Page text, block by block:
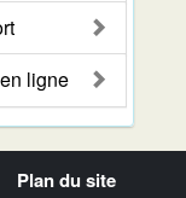
ligne
Plan du site